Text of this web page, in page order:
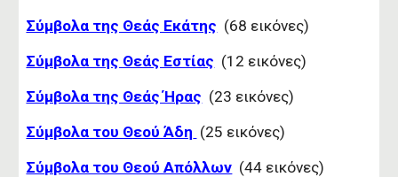
Σύμβολα της Θεάς Εκάτης (68 εικόνες)
Σύμβολα της Θεάς Εστίας (12 εικόνες)
Σύμβολα της Θεάς Ήρας (23 εικόνες)
Σύμβολα του Θεού Άδη (25 εικόνες)
Σύμβολα του Θεού Απόλλων (44 εικόνες)